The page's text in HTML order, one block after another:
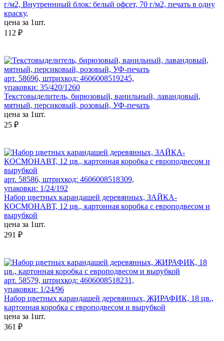
г/м2, Внутренниый блок: белый офсет, 70 г/м2, печать в одну
краску,
цена за 1шт.
112 ₽
арт. 58696, штрихкод: 4606008519245,
упаковки: 35/420/1260
Текстовыделитель, бирюзовый, ванильный, лавандовый,
мятный, персиковый, розовый, УФ-печать
цена за 1шт.
25 ₽
арт. 58586, штрихкод: 4606008518309,
упаковки: 1/24/192
Набор цветных карандашей деревянных, ЗАЙКА-
КОСМОНАВТ, 12 цв., картонная коробка с европодвесом и
вырубкой
цена за 1шт.
291 ₽
арт. 58579, штрихкод: 4606008518231,
упаковки: 1/24/96
Набор цветных карандашей деревянных, ЖИРАФИК, 18 цв.,
картонная коробка с европодвесом и вырубкой
цена за 1шт.
361 ₽